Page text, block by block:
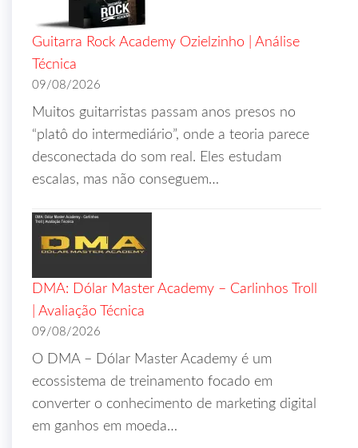
Guitarra Rock Academy Ozielzinho | Análise
Técnica
09/08/2026
Muitos guitarristas passam anos presos no
“platô do intermediário”, onde a teoria parece
desconectada do som real. Eles estudam
escalas, mas não conseguem…
DMA: Dólar Master Academy – Carlinhos Troll
| Avaliação Técnica
09/08/2026
O DMA – Dólar Master Academy é um
ecossistema de treinamento focado em
converter o conhecimento de marketing digital
em ganhos em moeda…